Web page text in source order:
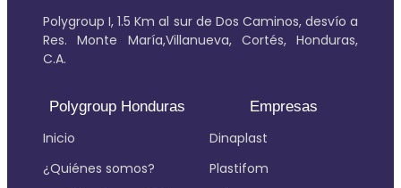
Polygroup I, 1.5 Km al sur de Dos Caminos, desvío a
Res. Monte María,Villanueva, Cortés, Honduras,
C.A.
Polygroup Honduras
Inicio
¿Quiénes somos?
Empresas
Dinaplast
Plastifom